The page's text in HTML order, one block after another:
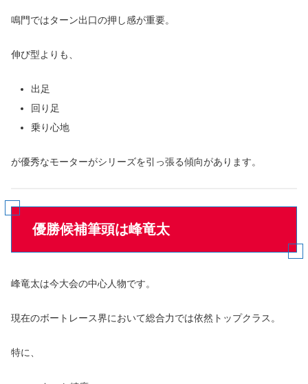
鳴門ではターン出口の押し感が重要。
伸び型よりも、
出足
回り足
乗り心地
が優秀なモーターがシリーズを引っ張る傾向があります。
優勝候補筆頭は峰竜太
峰竜太は今大会の中心人物です。
現在のボートレース界において総合力では依然トップクラス。
特に、